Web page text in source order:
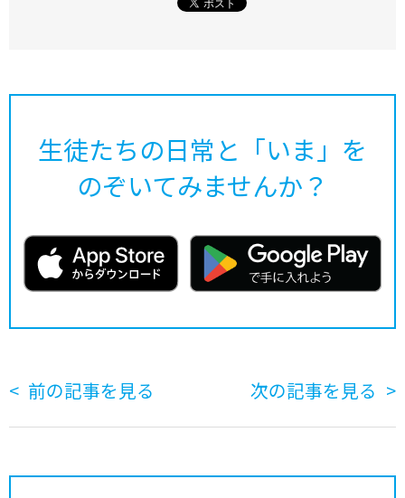
生徒たちの日常と「いま」を
のぞいてみませんか？
前の記事を見る 次の記事を見る